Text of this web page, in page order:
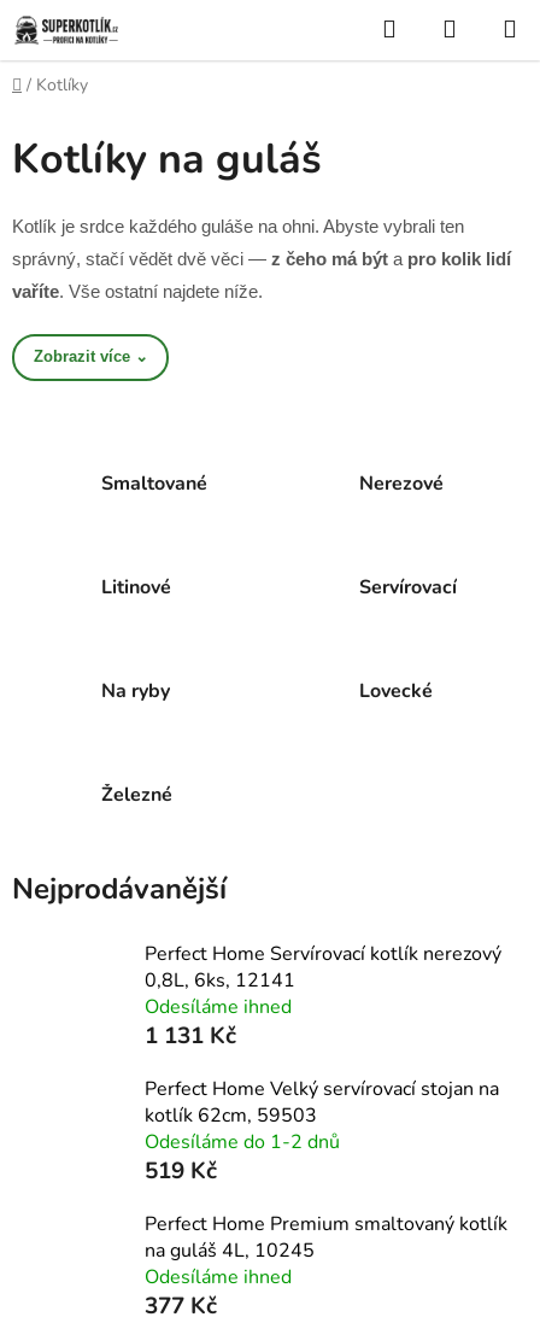
Přejít
na
obsah
Hledat
KOŠÍK
Domů
/ Kotlíky
Kotlíky na guláš
Kotlík je srdce každého guláše na ohni. Abyste vybrali ten
správný, stačí vědět dvě věci — z čeho má být a pro kolik lidí
vaříte. Vše ostatní najdete níže.
Zobrazit více ⌄
Smaltované Nerezové
Litinové Servírovací
Na ryby Lovecké
Železné
Nejprodávanější
Perfect Home Servírovací kotlík nerezový
0,8L, 6ks, 12141
Odesíláme ihned
1 131 Kč
Perfect Home Velký servírovací stojan na
kotlík 62cm, 59503
Odesíláme do 1-2 dnů
519 Kč
Perfect Home Premium smaltovaný kotlík
na guláš 4L, 10245
Odesíláme ihned
377 Kč